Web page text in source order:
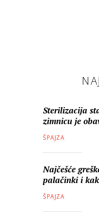
Sterilizacija
zimnicu je
ŠPAJZA
Najčešće
palačinki i
ŠPAJZA